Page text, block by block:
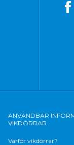
ANVÄNDBAR
VIKDÖRRAR
Varför vikdörrar?